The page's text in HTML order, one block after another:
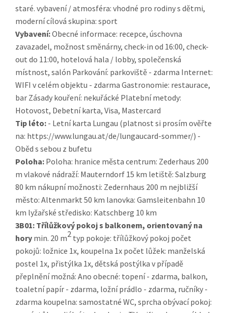
staré. vybavení / atmosféra: vhodné pro rodiny s dětmi,
moderní cílová skupina: sport
Vybavení:Obecné informace: recepce, úschovna
zavazadel, možnost směnárny, check-in od 16:00, check-
out do 11:00, hotelová hala / lobby, společenská
místnost, salón Parkování: parkoviště - zdarma Internet:
WIFI v celém objektu - zdarma Gastronomie: restaurace,
bar Zásady kouření: nekuřácké Platební metody:
Hotovost, Debetní karta, Visa, Mastercard
Tip léto: - Letní karta Lungau (platnost si prosím ověřte
na: https://www.lungau.at/de/lungaucard-sommer/) -
Oběd s sebou z bufetu
Poloha: Poloha: hranice města centrum: Zederhaus 200
m vlakové nádraží: Mauterndorf 15 km letiště: Salzburg
80 km nákupní možnosti: Zedernhaus 200 m nejbližší
město: Altenmarkt 50 km lanovka: Gamsleitenbahn 10
km lyžařské středisko: Katschberg 10 km
3B01: Třílůžkový pokoj s balkonem, orientovaný na
hory min. 20 m2 typ pokoje: třílůžkový pokoj počet
pokojů: ložnice 1x, koupelna 1x počet lůžek: manželská
postel 1x, přistýlka 1x, dětská postýlka v případě
přeplnění možná: Ano obecné: topení - zdarma, balkon,
toaletní papír - zdarma, ložní prádlo - zdarma, ručníky -
zdarma koupelna: samostatné WC, sprcha obývací pokoj: